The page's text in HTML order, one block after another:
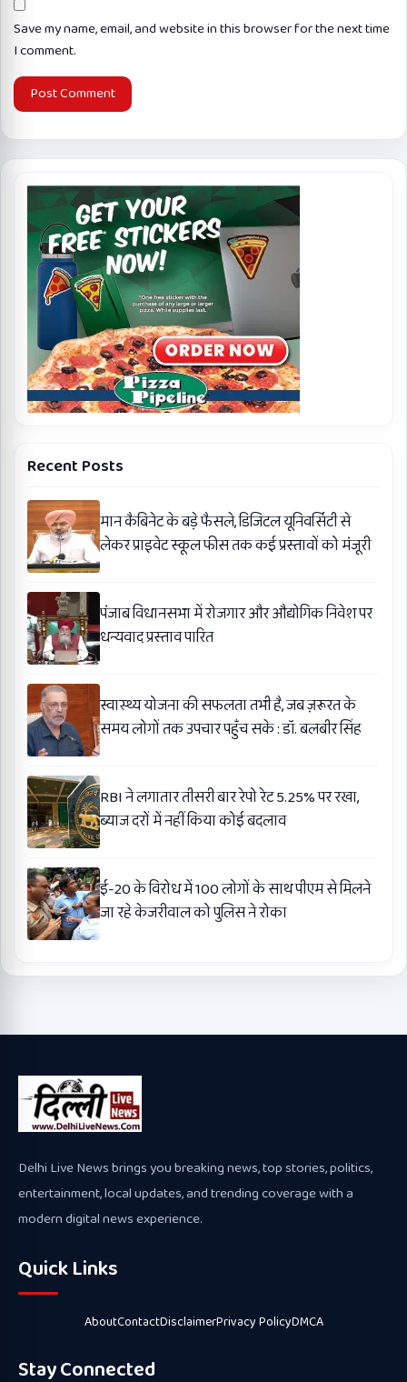
Save my name, email, and website in this browser for the next time
I comment.
Recent Posts
मान कैबिनेट के बड़े फैसले, डिजिटल यूनिवर्सिटी से
लेकर प्राइवेट स्कूल फीस तक कई प्रस्तावों को मंजूरी
पंजाब विधानसभा में रोजगार और औद्योगिक निवेश पर
धन्यवाद प्रस्ताव पारित
स्वास्थ्य योजना की सफलता तभी है, जब ज़रूरत के
समय लोगों तक उपचार पहुँच सके : डॉ. बलबीर सिंह
RBI ने लगातार तीसरी बार रेपो रेट 5.25% पर रखा,
ब्याज दरों में नहीं किया कोई बदलाव
ई-20 के विरोध में 100 लोगों के साथ पीएम से मिलने
जा रहे केजरीवाल को पुलिस ने रोका
Delhi Live News brings you breaking news, top stories, politics,
entertainment, local updates, and trending coverage with a
modern digital news experience.
Quick Links
AboutContactDisclaimerPrivacy PolicyDMCA
Stay Connected